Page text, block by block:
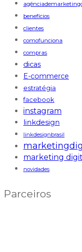
benefícios
clientes
comofunciona
compras
dicas
E-commerce
estratégia
facebook
instagram
linkdesign
linkdesignbrasil
marketing
novidades
Parceiros